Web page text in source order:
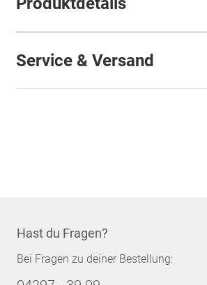
Service & Versand
Hast du Fragen?
Bei Fragen zu deiner Bestellung: